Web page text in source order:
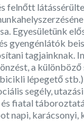
felnőtt
Egyesületünk
gyengénlátók
tagjainknak.
a
lépegető
segély,
fiatal
napi,